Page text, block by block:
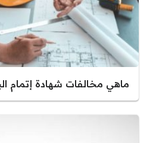
ماهي مخالفات شهادة إتمام